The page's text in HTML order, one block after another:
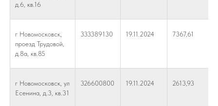
д.6, кв.16
г Новомосковск,
проезд Трудовой,
д.8а, кв.85
333389130 19.11.2024 7367,61
г Новомосковск, ул
Есенина, д.3, кв.31
326600800 19.11.2024 2613,93